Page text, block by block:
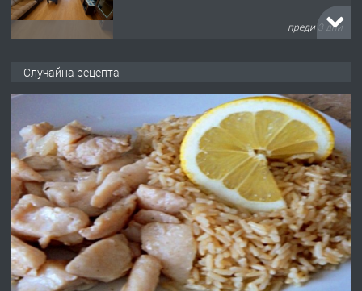
преди 3 дни
АПАРТАМЕНТ В ЦЕНТЪРА НА ГР.
ХАСКОВО
преди 4 дни
ПРЕДЛАГА Давам гараж под наем
преди 4 дни
ПРЕДЛАГА
№4120 Магазин/Офис под наем в кв.
Случайна рецепта